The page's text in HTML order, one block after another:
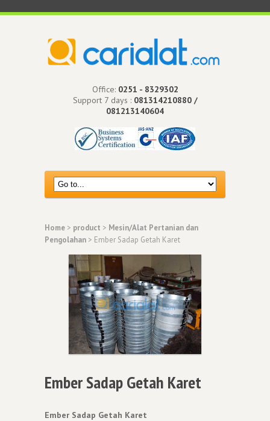
Office: 0251 - 8329302
Support 7 days : 081314210880 /
081213140604
Home > product > Mesin/Alat Pertanian dan
Pengolahan > Ember Sadap Getah Karet
Ember Sadap Getah Karet
Ember Sadap Getah Karet